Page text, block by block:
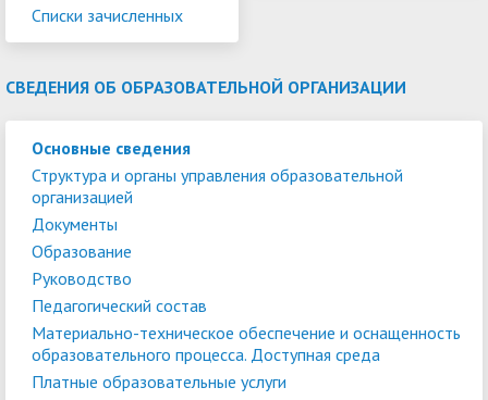
Списки зачисленных
СВЕДЕНИЯ ОБ ОБРАЗОВАТЕЛЬНОЙ ОРГАНИЗАЦИИ
Основные сведения
Структура и органы управления образовательной
организацией
Документы
Образование
Руководство
Педагогический состав
Материально-техническое обеспечение и оснащенность
образовательного процесса. Доступная среда
Платные образовательные услуги